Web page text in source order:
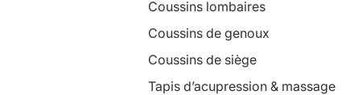
Coussins lombaires
Coussins de genoux
Coussins de siège
Tapis d’acupression & massage